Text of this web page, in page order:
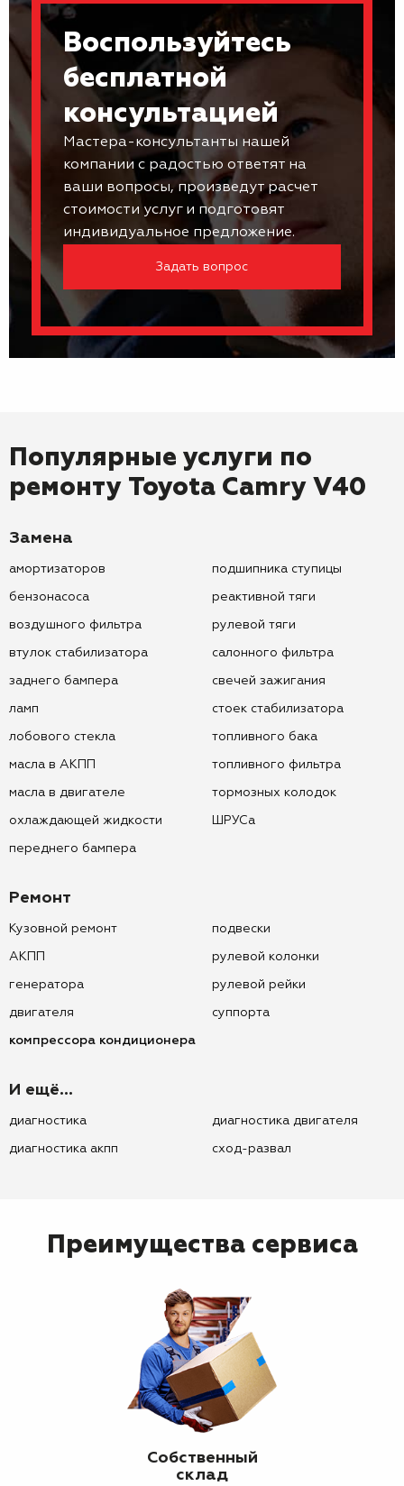
Воспользуйтесь
бесплатной
консультацией
Мастера-консультанты нашей
компании с радостью ответят на
ваши вопросы, произведут расчет
стоимости услуг и подготовят
индивидуальное предложение.
Задать вопрос
Популярные услуги по
ремонту Toyota Camry V40
Замена
амортизаторов
бензонасоса
воздушного фильтра
втулок стабилизатора
заднего бампера
ламп
лобового стекла
масла в АКПП
масла в двигателе
охлаждающей жидкости
переднего бампера
подшипника ступицы
реактивной тяги
рулевой тяги
салонного фильтра
свечей зажигания
стоек стабилизатора
топливного бака
топливного фильтра
тормозных колодок
ШРУСа
Ремонт
Кузовной ремонт
АКПП
генератора
двигателя
компрессора кондиционера
подвески
рулевой колонки
рулевой рейки
суппорта
И ещё...
диагностика
диагностика акпп
диагностика двигателя
сход-развал
Преимущества сервиса
Собственный
склад